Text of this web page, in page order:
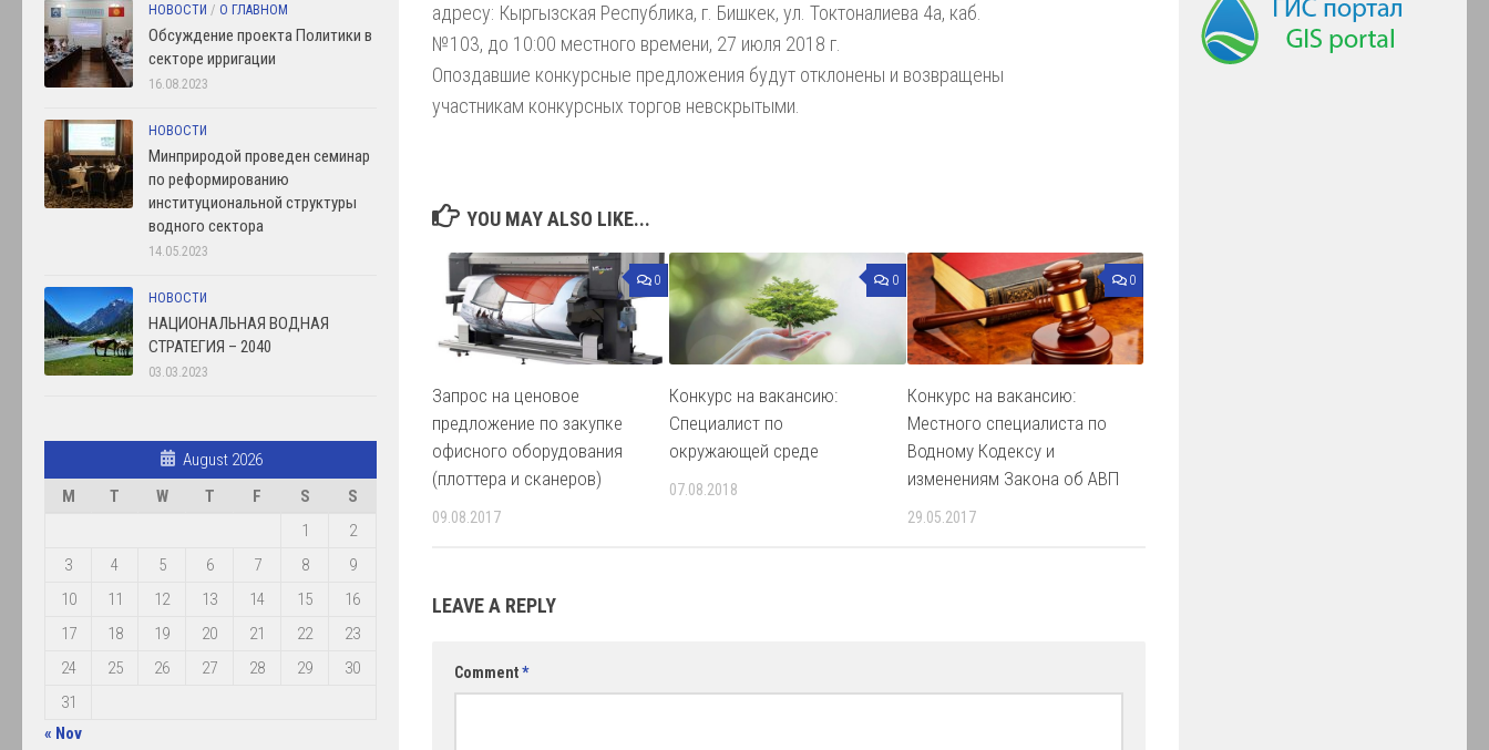
адресу: Кыргызская Республика, г. Бишкек, ул. Токтоналиева 4а, каб.
№103, до 10:00 местного времени, 27 июля 2018 г.
Опоздавшие конкурсные предложения будут отклонены и возвращены
участникам конкурсных торгов невскрытыми.
YOU MAY ALSO LIKE...
0
Запрос на ценовое
предложение по закупке
офисного оборудования
(плоттера и сканеров)
09.08.2017
0
Конкурс на вакансию:
Специалист по
окружающей среде
07.08.2018
0
Конкурс на вакансию:
Местного специалиста по
Водному Кодексу и
изменениям Закона об АВП
29.05.2017
LEAVE A REPLY
Comment*
НОВОСТИ / О ГЛАВНОМ
Обсуждение проекта Политики в
секторе ирригации
16.08.2023
НОВОСТИ
Минприродой проведен семинар
по реформированию
институциональной структуры
водного сектора
14.05.2023
НОВОСТИ
НАЦИОНАЛЬНАЯ ВОДНАЯ
СТРАТЕГИЯ – 2040
03.03.2023
August 2026
M
T W T F S
S
1
2
3
4 5 6 7 8
9
10
11 12 13 14 15
16
17
18 19 20 21 22
23
24
25 26 27 28 29
30
31
« Nov